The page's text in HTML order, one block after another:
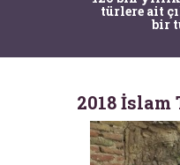
türlere ait
bir
2018